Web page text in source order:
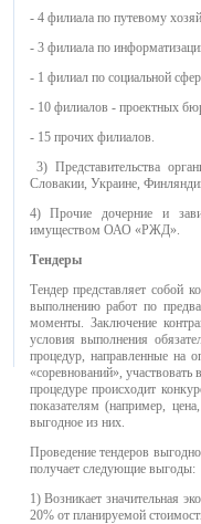
- 4 филиала по путевому
- 3 филиала по
- 1 филиал по социальной
- 10 филиалов - проектных
- 15 прочих филиалов.
3) Представительства
Словакии, Украине,
4) Прочие дочерние и
имуществом ОАО «РЖД».
Тендеры
Тендер представляет собой
выполнению работ по
моменты. Заключение
условия выполнения
процедур, направленные на
«соревнований»,
процедуре происходит
показателям (например,
выгодное из них.
Проведение тендеров
получает следующие выгоды:
1) Возникает значительная
20% от планируемой